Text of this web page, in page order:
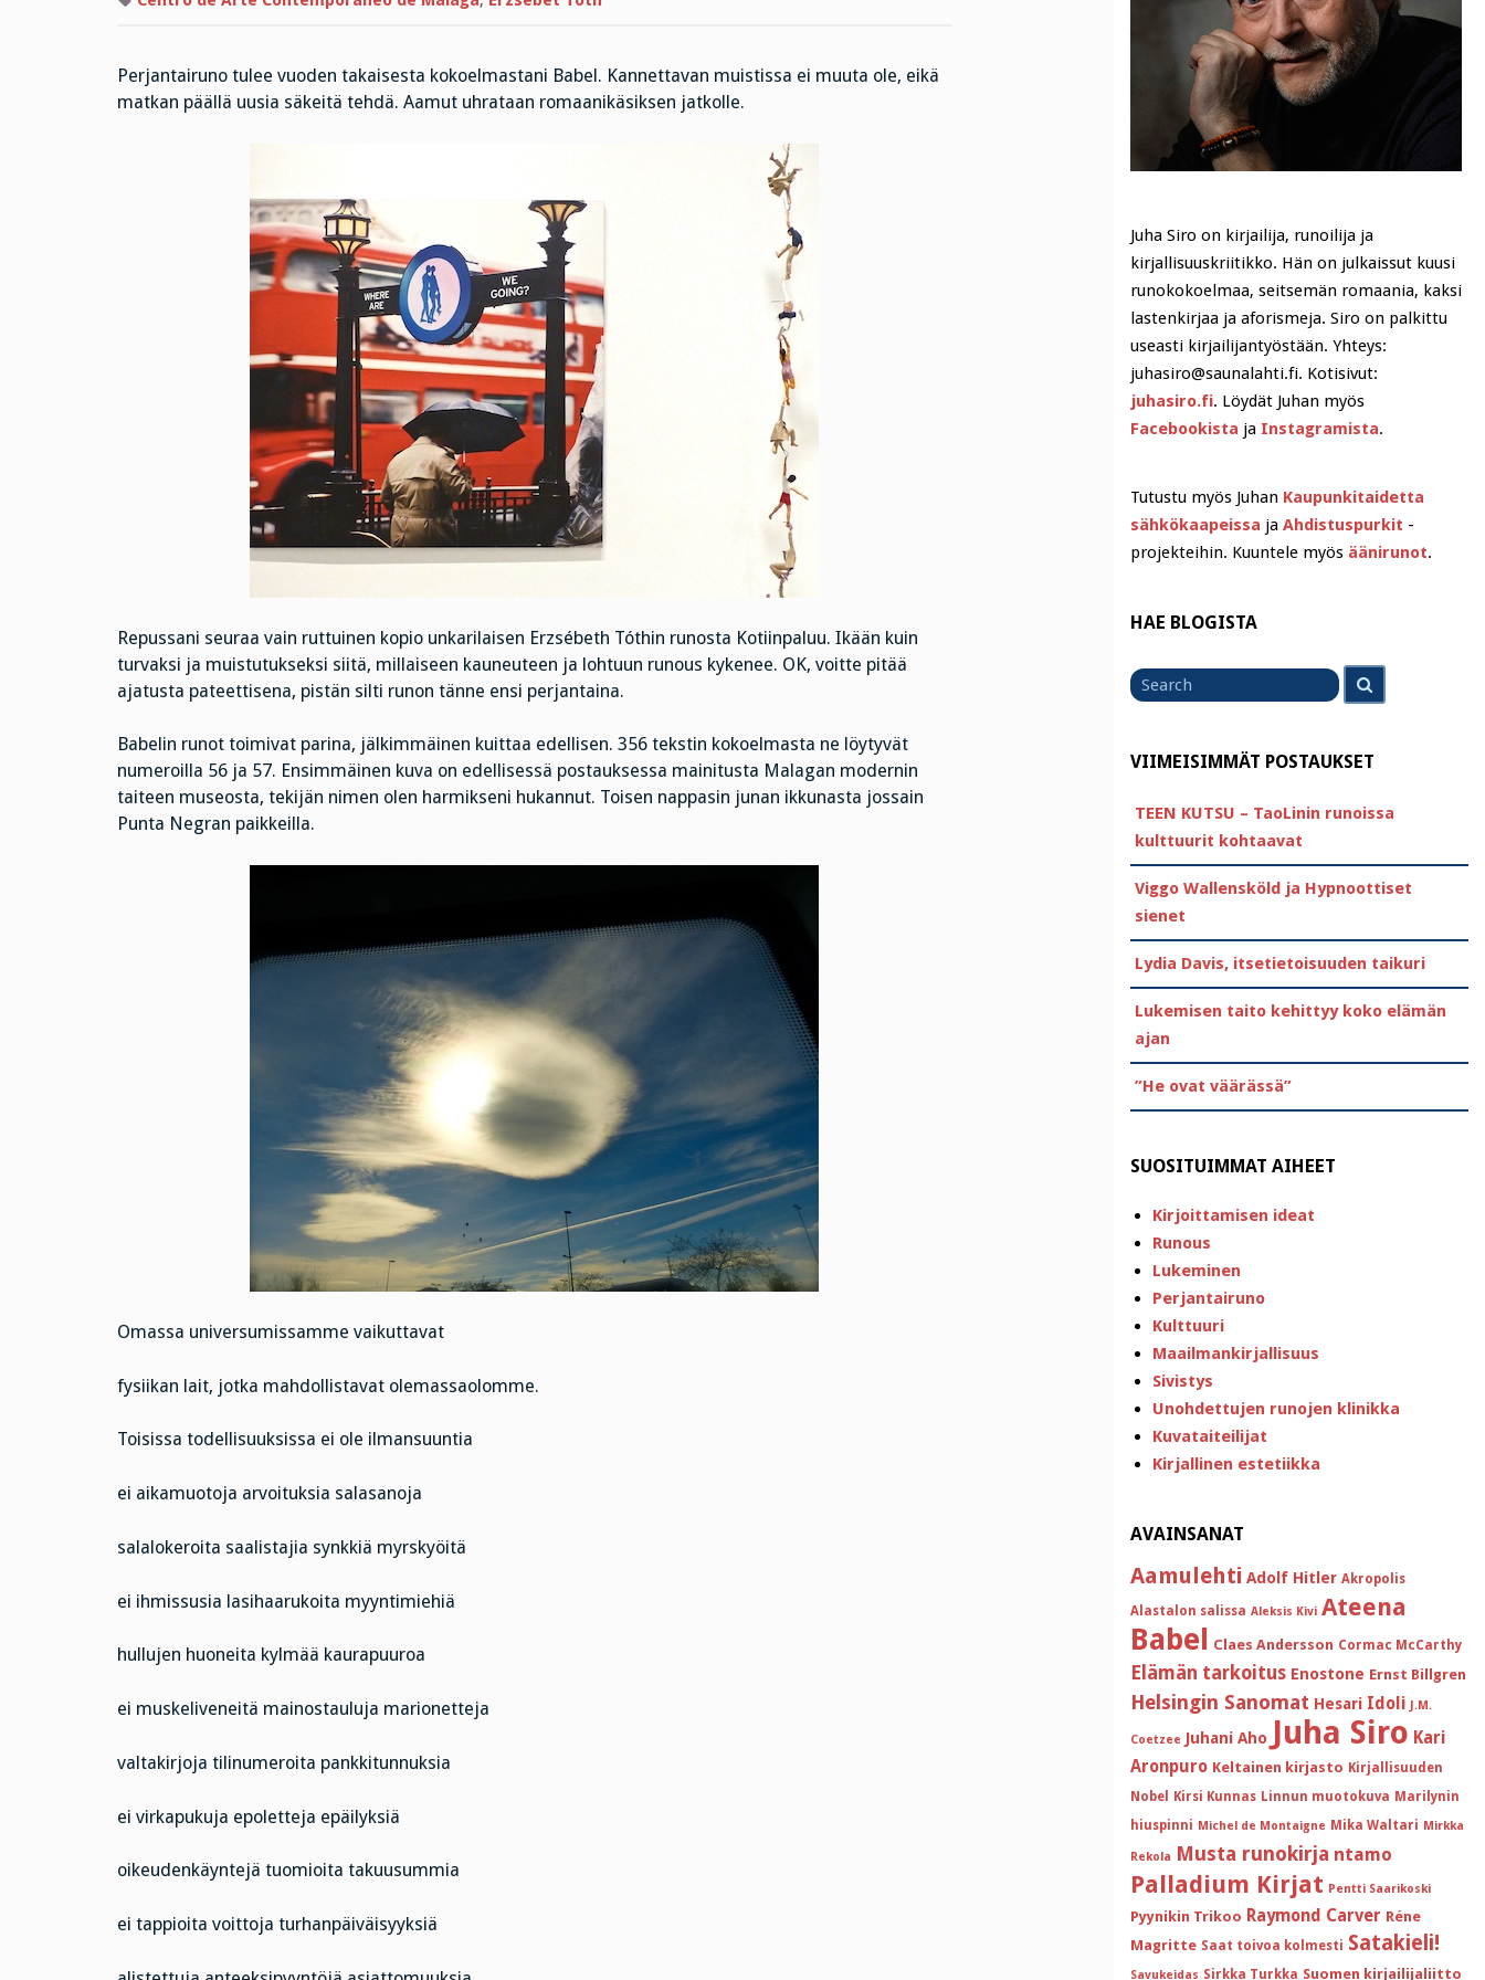
Perjantairuno tulee vuoden takaisesta kokoelmastani Babel. Kannettavan muistissa ei muuta ole, eikä
matkan päällä uusia säkeitä tehdä. Aamut uhrataan romaanikäsiksen jatkolle.
Repussani seuraa vain ruttuinen kopio unkarilaisen Erzsébeth Tóthin runosta Kotiinpaluu. Ikään kuin
turvaksi ja muistutukseksi siitä, millaiseen kauneuteen ja lohtuun runous kykenee. OK, voitte pitää
ajatusta pateettisena, pistän silti runon tänne ensi perjantaina.
Babelin runot toimivat parina, jälkimmäinen kuittaa edellisen. 356 tekstin kokoelmasta ne löytyvät
numeroilla 56 ja 57. Ensimmäinen kuva on edellisessä postauksessa mainitusta Malagan modernin
taiteen museosta, tekijän nimen olen harmikseni hukannut. Toisen nappasin junan ikkunasta jossain
Punta Negran paikkeilla.
Omassa universumissamme vaikuttavat
fysiikan lait, jotka mahdollistavat olemassaolomme.
Toisissa todellisuuksissa ei ole ilmansuuntia
ei aikamuotoja arvoituksia salasanoja
salalokeroita saalistajia synkkiä myrskyöitä
ei ihmissusia lasihaarukoita myyntimiehiä
hullujen huoneita kylmää kaurapuuroa
ei muskeliveneitä mainostauluja marionetteja
valtakirjoja tilinumeroita pankkitunnuksia
ei virkapukuja epoletteja epäilyksiä
oikeudenkäyntejä tuomioita takuusummia
ei tappioita voittoja turhanpäiväisyyksiä
Juha Siro on kirjailija, runoilija ja
kirjallisuuskriitikko. Hän on julkaissut kuusi
runokokoelmaa, seitsemän romaania, kaksi
lastenkirjaa ja aforismeja. Siro on palkittu
useasti kirjailijantyöstään. Yhteys:
juhasiro@saunalahti.fi. Kotisivut:
juhasiro.fi. Löydät Juhan myös
Facebookista ja Instagramista.
Tutustu myös Juhan Kaupunkitaidetta
sähkökaapeissa ja Ahdistuspurkit -
projekteihin. Kuuntele myös äänirunot.
HAE BLOGISTA
for
VIIMEISIMMÄT POSTAUKSET
TEEN KUTSU – TaoLinin runoissa
kulttuurit kohtaavat
Viggo Wallensköld ja Hypnoottiset
sienet
Lydia Davis, itsetietoisuuden taikuri
Lukemisen taito kehittyy koko elämän
ajan
”He ovat väärässä”
SUOSITUIMMAT AIHEET
Kirjoittamisen ideat
Runous
Lukeminen
Perjantairuno
Kulttuuri
Maailmankirjallisuus
Sivistys
Unohdettujen runojen klinikka
Kuvataiteilijat
Kirjallinen estetiikka
AVAINSANAT
Aamulehti Adolf Hitler Akropolis
Alastalon salissa Aleksis Kivi Ateena
Babel Claes Andersson Cormac McCarthy
Elämän tarkoitus Enostone Ernst Billgren
Helsingin Sanomat Hesari Idoli J.M.
Coetzee Juhani Aho Juha Siro Kari
Aronpuro Keltainen kirjasto Kirjallisuuden
Nobel
Kirsi Kunnas Linnun muotokuva Marilynin
hiuspinni Michel de Montaigne Mika Waltari Mirkka
Rekola Musta runokirja ntamo
Palladium Kirjat Pentti Saarikoski
Pyynikin Trikoo Raymond Carver Réne
Magritte Saat toivoa kolmesti Satakieli!
Savukeidas Sirkka Turkka Suomen kirjailijaliitto